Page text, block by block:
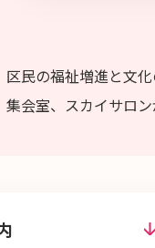
民の福祉増進と文
会室、スカイサロ